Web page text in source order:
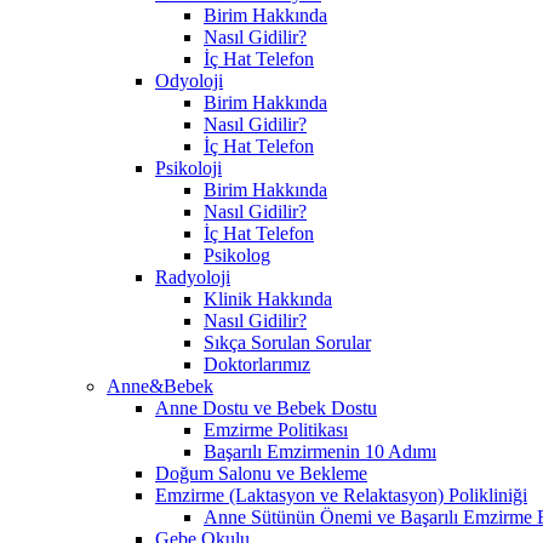
Birim Hakkında
Nasıl Gidilir?
İç Hat Telefon
Odyoloji
Birim Hakkında
Nasıl Gidilir?
İç Hat Telefon
Psikoloji
Birim Hakkında
Nasıl Gidilir?
İç Hat Telefon
Psikolog
Radyoloji
Klinik Hakkında
Nasıl Gidilir?
Sıkça Sorulan Sorular
Doktorlarımız
Anne&Bebek
Anne Dostu ve Bebek Dostu
Emzirme Politikası
Başarılı Emzirmenin 10 Adımı
Doğum Salonu ve Bekleme
Emzirme (Laktasyon ve Relaktasyon) Polikliniği
Anne Sütünün Önemi ve Başarılı Emzirme
Gebe Okulu